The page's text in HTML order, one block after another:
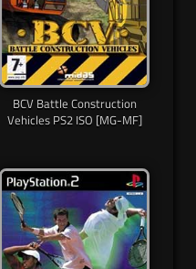
BCV Battle Construction
Vehicles PS2 ISO [MG-MF]